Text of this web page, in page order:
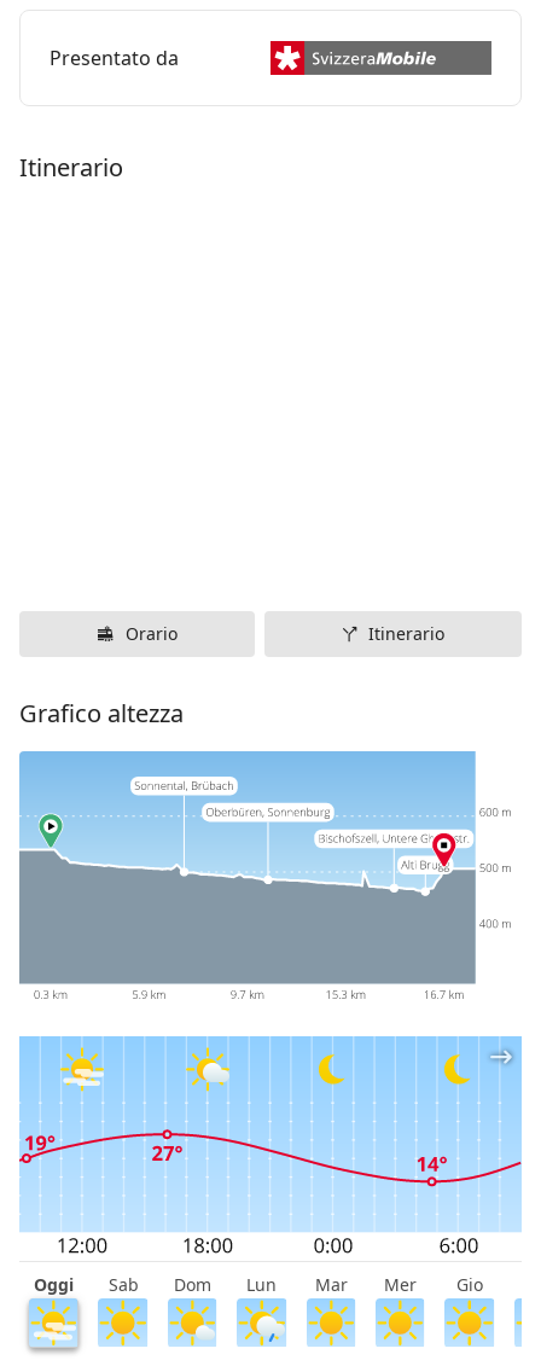
attrazioni di questa tappa pianeggiante.
Presentato da
Itinerario
Orario Itinerario
Grafico altezza
Oggi Sab Dom Lun Mar Mer Gio